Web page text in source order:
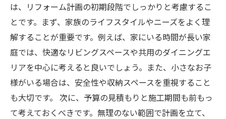
は、リフォーム計画の初期段階でしっかりと考慮するこ
とです。まず、家族のライフスタイルやニーズをよく理
解することが重要です。例えば、家にいる時間が長い家
庭では、快適なリビングスペースや共用のダイニングエ
リアを中心に考えると良いでしょう。また、小さなお子
様がいる場合は、安全性や収納スペースを重視すること
も大切です。 次に、予算の見積もりと施工期間も前もっ
て考えておくべきです。無理のない範囲で計画を立て、